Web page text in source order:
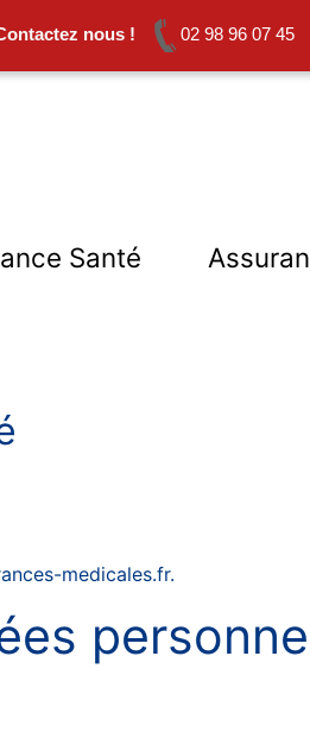
nous ! 02 98 96 07 45
Santé
medicales.fr.